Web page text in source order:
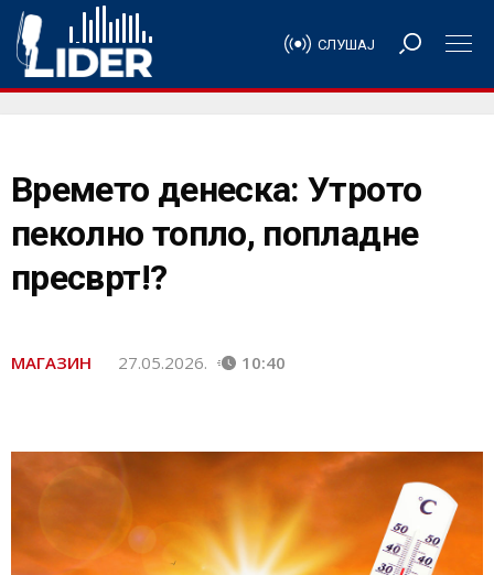
СЛУШАЈ
Времето денеска: Утрото
пеколно топло, попладне
пресврт!?
МАГАЗИН 27.05.2026. 10:40